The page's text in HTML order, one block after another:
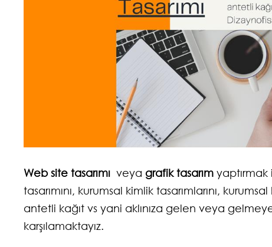
Web site tasarımı veya grafik tasarım yaptırmak
tasarımını, kurumsal kimlik tasarımlarını,
antetli kağıt vs yani aklınıza gelen veya
karşılamaktayız.